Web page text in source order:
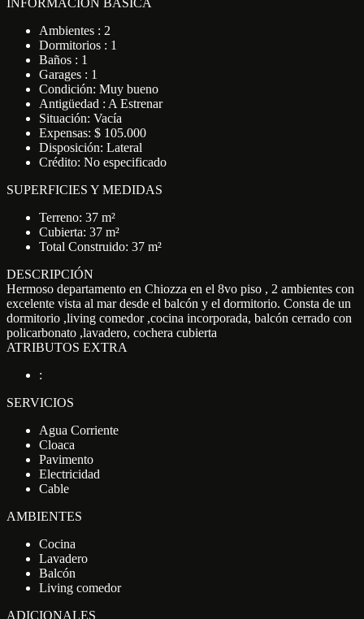
INFORMACIÓN BÁSICA
Ambientes : 2
Dormitorios : 1
Baños : 1
Garages : 1
Condición: Muy bueno
Antigüedad : A Estrenar
Situación: Vacía
Expensas: $ 105.000
Disposición: Lateral
Crédito: No especificado
SUPERFICIES Y MEDIDAS
Terreno: 37 m²
Cubierta: 37 m²
Total Construido: 37 m²
DESCRIPCIÓN
Hermoso departamento en Chiozza en el 8vo piso , 2 ambientes con
excelente vista al mar desde el balcón y el dormitorio. Consta de un
dormitorio ,living comedor ,cocina incorporada, balcón cerrado con
policarbonato ,lavadero, cochera cubierta
ATRIBUTOS EXTRA
:
SERVICIOS
Agua Corriente
Cloaca
Pavimento
Electricidad
Cable
AMBIENTES
Cocina
Lavadero
Balcón
Living comedor
ADICIONALES